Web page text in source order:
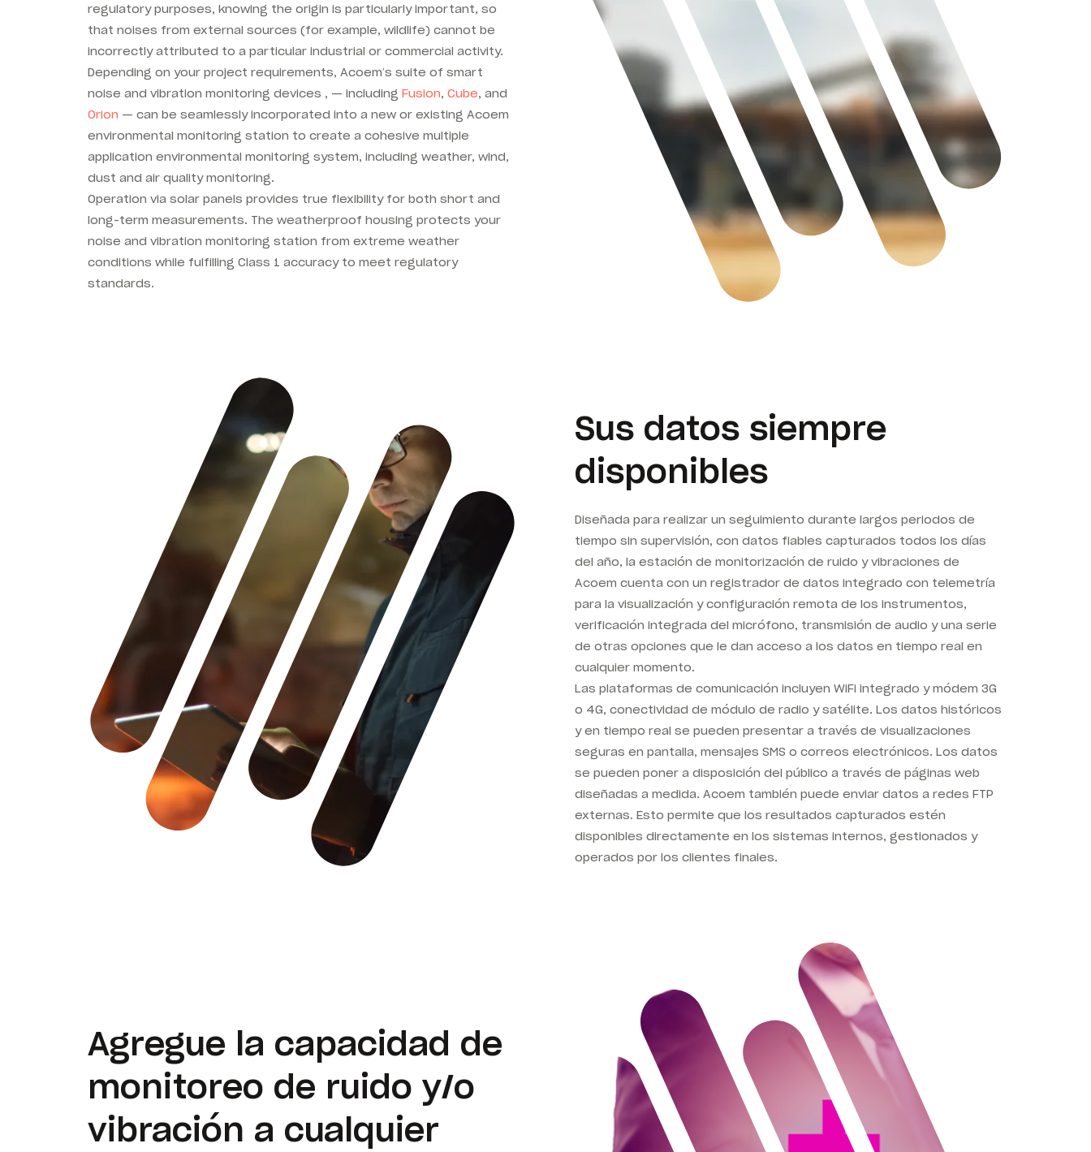
regulatory purposes, knowing the origin is particularly important, so
that noises from external sources (for example, wildlife) cannot be
incorrectly attributed to a particular industrial or commercial activity.
Depending on your project requirements, Acoem’s suite of smart
noise and vibration monitoring devices , — including Fusion, Cube, and
Orion — can be seamlessly incorporated into a new or existing Acoem
environmental monitoring station to create a cohesive multiple
application environmental monitoring system, including weather, wind,
dust and air quality monitoring.
Operation via solar panels provides true flexibility for both short and
long-term measurements. The weatherproof housing protects your
noise and vibration monitoring station from extreme weather
conditions while fulfilling Class 1 accuracy to meet regulatory
standards.
Sus datos siempre
disponibles
Diseñada para realizar un seguimiento durante largos periodos de
tiempo sin supervisión, con datos fiables capturados todos los días
del año, la estación de monitorización de ruido y vibraciones de
Acoem cuenta con un registrador de datos integrado con telemetría
para la visualización y configuración remota de los instrumentos,
verificación integrada del micrófono, transmisión de audio y una serie
de otras opciones que le dan acceso a los datos en tiempo real en
cualquier momento.
Las plataformas de comunicación incluyen WiFi integrado y módem 3G
o 4G, conectividad de módulo de radio y satélite. Los datos históricos
y en tiempo real se pueden presentar a través de visualizaciones
seguras en pantalla, mensajes SMS o correos electrónicos. Los datos
se pueden poner a disposición del público a través de páginas web
diseñadas a medida. Acoem también puede enviar datos a redes FTP
externas. Esto permite que los resultados capturados estén
disponibles directamente en los sistemas internos, gestionados y
operados por los clientes finales.
Agregue la capacidad de
monitoreo de ruido y/o
vibración a cualquier